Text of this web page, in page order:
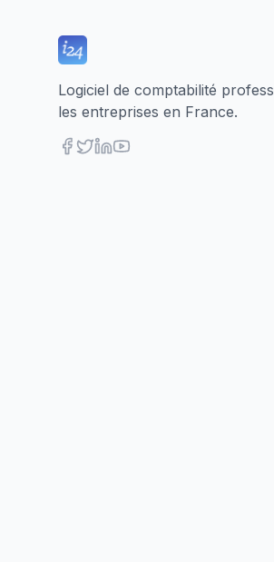
Logiciel de comptabilité
les entreprises en France.